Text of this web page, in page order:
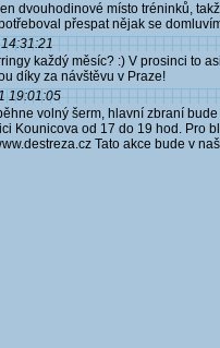
dvouhodinové místo tréninků,
přespat nějak se
každý měsíc? :) V prosinci to
díky za návštěvu v Praze!
19:01:05
volný šerm, hlavní zbraní
Kounicova od 17 do 19 hod. Pro
Tato akce bude v